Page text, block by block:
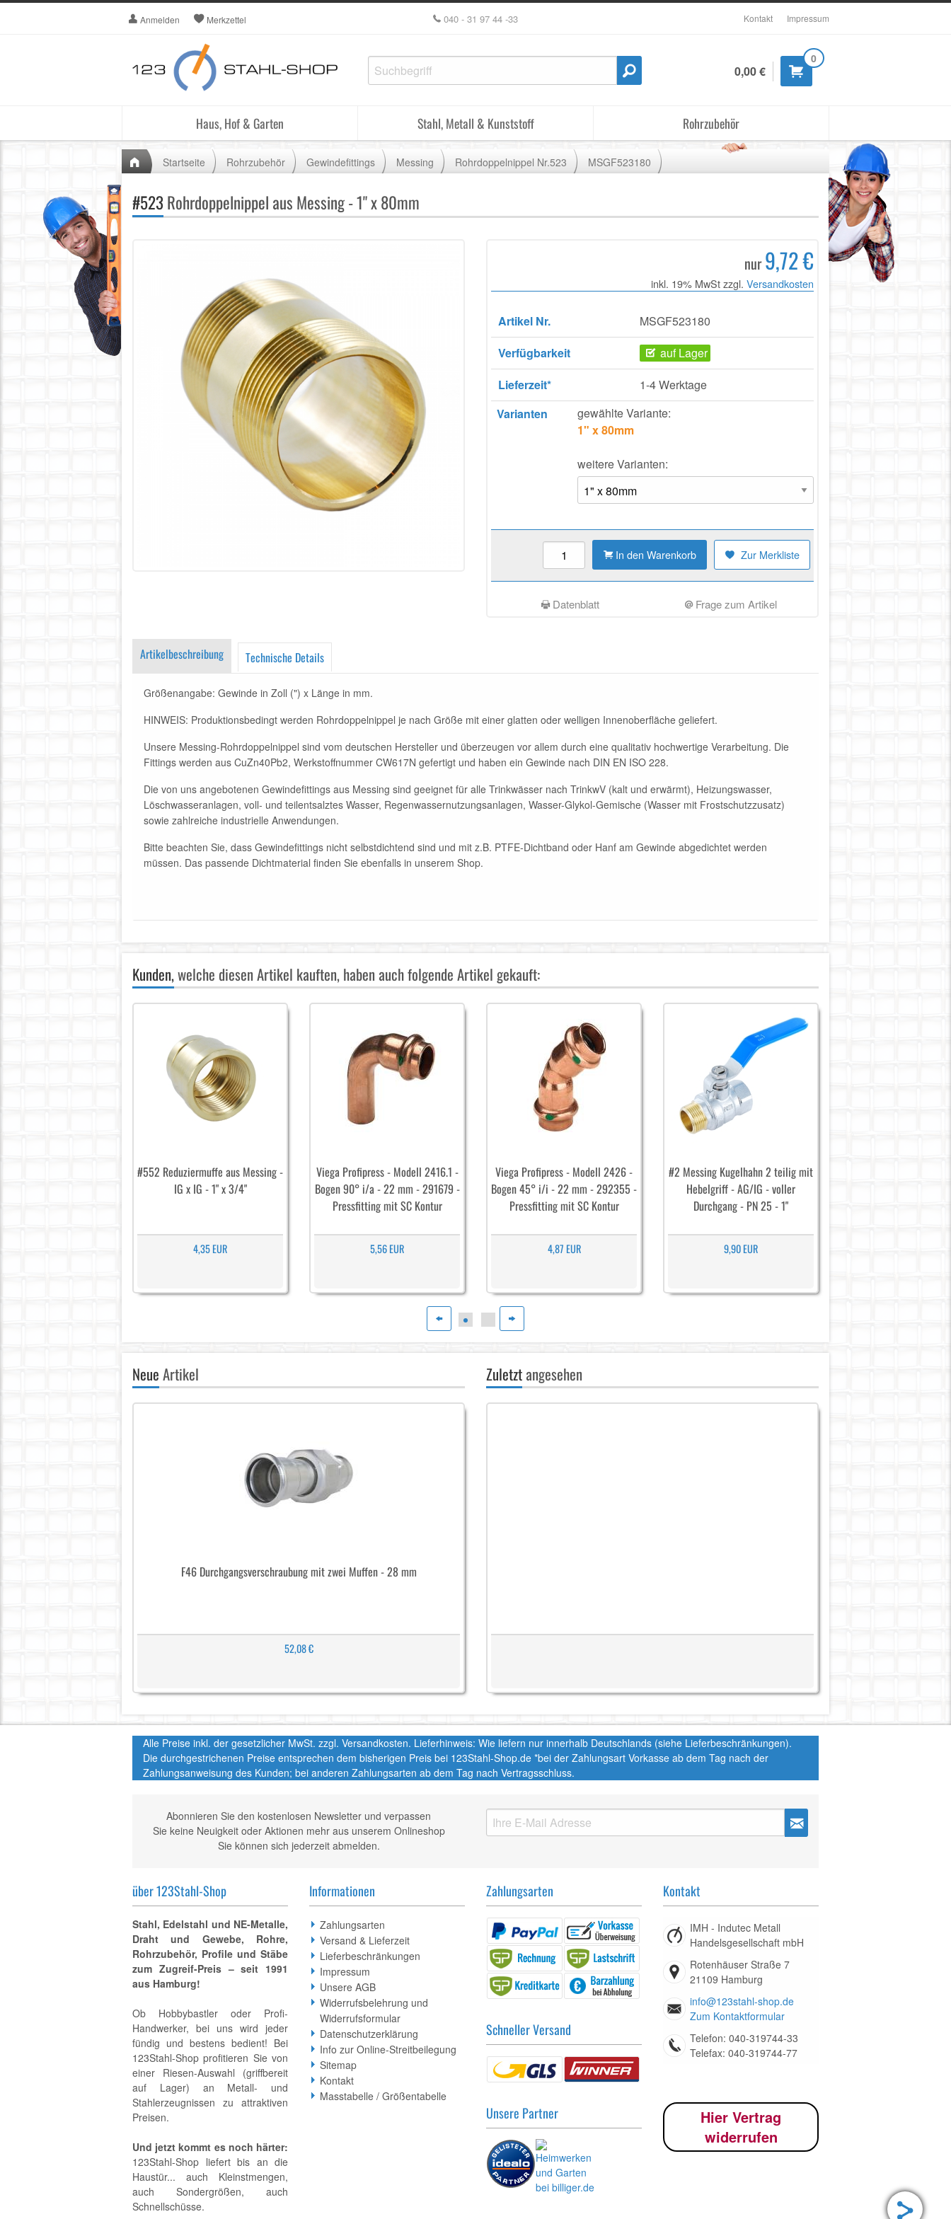
Anmelden Merkzettel 040 - 31 97 44 -33 Kontakt Impressum
0
0,00 €
Haus, Hof & Garten Stahl, Metall & Kunststoff Rohrzubehör
Startseite Rohrzubehör Gewindefittings Messing Rohrdoppelnippel Nr.523 MSGF523180
#523 Rohrdoppelnippel aus Messing - 1" x 80mm
nur9,72 €
inkl. 19% MwSt zzgl. Versandkosten
Artikel Nr.
MSGF523180
Verfügbarkeit
auf Lager
Lieferzeit*
1-4 Werktage
Varianten
gewählte Variante:
1" x 80mm
weitere Varianten:
Zur Merkliste
In den Warenkorb
Datenblatt Frage zum Artikel
Artikelbeschreibung Technische Details
Größenangabe: Gewinde in Zoll (") x Länge in mm.
HINWEIS: Produktionsbedingt werden Rohrdoppelnippel je nach Größe mit einer glatten oder welligen Innenoberfläche geliefert.
Unsere Messing-Rohrdoppelnippel sind vom deutschen Hersteller und überzeugen vor allem durch eine qualitativ hochwertige Verarbeitung. Die
Fittings werden aus CuZn40Pb2, Werkstoffnummer CW617N gefertigt und haben ein Gewinde nach DIN EN ISO 228.
Die von uns angebotenen Gewindefittings aus Messing sind geeignet für alle Trinkwässer nach TrinkwV (kalt und erwärmt), Heizungswasser,
Löschwasseranlagen, voll- und teilentsalztes Wasser, Regenwassernutzungsanlagen, Wasser-Glykol-Gemische (Wasser mit Frostschutzzusatz)
sowie zahlreiche industrielle Anwendungen.
Bitte beachten Sie, dass Gewindefittings nicht selbstdichtend sind und mit z.B. PTFE-Dichtband oder Hanf am Gewinde abgedichtet werden
müssen. Das passende Dichtmaterial finden Sie ebenfalls in unserem Shop.
Kunden,welche diesen Artikel kauften, haben auch folgende Artikel gekauft:
#552 Reduziermuffe aus Messing -
IG x IG - 1" x 3/4"
4,35 EUR
Viega Profipress - Modell 2416.1 -
Bogen 90° i/a - 22 mm - 291679 -
Pressfitting mit SC Kontur
5,56 EUR
Viega Profipress - Modell 2426 -
Bogen 45° i/i - 22 mm - 292355 -
Pressfitting mit SC Kontur
4,87 EUR
#2 Messing Kugelhahn 2 teilig mit
Hebelgriff - AG/IG - voller
Durchgang - PN 25 - 1"
9,90 EUR
NeueArtikel
F46 Durchgangsverschraubung mit zwei Muffen - 28 mm
52,08 €
Zuletztangesehen
Alle Preise inkl. der gesetzlicher MwSt. zzgl. Versandkosten. Lieferhinweis: Wie liefern nur innerhalb Deutschlands (siehe Lieferbeschränkungen).
Die durchgestrichenen Preise entsprechen dem bisherigen Preis bei 123Stahl-Shop.de *bei der Zahlungsart Vorkasse ab dem Tag nach der
Zahlungsanweisung des Kunden; bei anderen Zahlungsarten ab dem Tag nach Vertragsschluss.
Abonnieren Sie den kostenlosen Newsletter und verpassen
Sie keine Neuigkeit oder Aktionen mehr aus unserem Onlineshop
Sie können sich jederzeit abmelden.
über 123Stahl-Shop
Stahl, Edelstahl und NE-Metalle,
Draht und Gewebe, Rohre,
Rohrzubehör, Profile und Stäbe
zum Zugreif-Preis – seit 1991
aus Hamburg!
Ob Hobbybastler oder Profi-
Handwerker, bei uns wird jeder
fündig und bestens bedient! Bei
123Stahl-Shop profitieren Sie von
einer Riesen-Auswahl (griffbereit
auf Lager) an Metall- und
Stahlerzeugnissen zu attraktiven
Preisen.
Und jetzt kommt es noch härter:
123Stahl-Shop liefert bis an die
Haustür... auch Kleinstmengen,
auch Sondergrößen, auch
Schnellschüsse.
Informationen
Zahlungsarten
Versand & Lieferzeit
Lieferbeschränkungen
Impressum
Unsere AGB
Widerrufsbelehrung und
Widerrufsformular
Datenschutzerklärung
Info zur Online-Streitbeilegung
Sitemap
Kontakt
Masstabelle / Größentabelle
Zahlungsarten
Schneller Versand
Unsere Partner
Kontakt
IMH - Indutec Metall
Handelsgesellschaft mbH
Rotenhäuser Straße 7
21109 Hamburg
info@123stahl-shop.de
Zum Kontaktformular
Telefon: 040-319744-33
Telefax: 040-319744-77
Hier Vertrag
widerrufen